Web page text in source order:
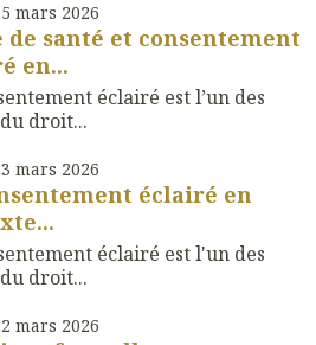
mars 2026
de santé et consentement
en...
éclairé est l’un des
droit...
mars 2026
éclairé en
éclairé est l'un des
droit...
mars 2026